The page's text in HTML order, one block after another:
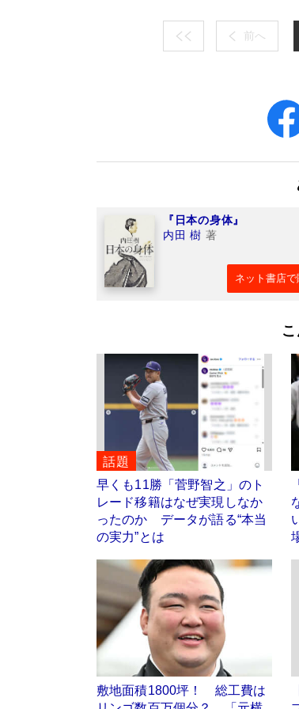
前へ
『日本の身体』
内田 樹 著
ネット書店
話題
早くも11勝「菅野智之」のト
レード移籍はなぜ実現しなか
ったのか データが語る“本当
の実力”とは
敷地面積1800坪！ 総工費は